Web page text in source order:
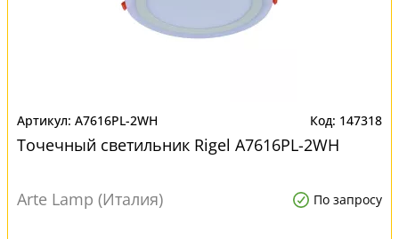
A7616PL-2WH 147318
Точечный светильник Rigel A7616PL-2WH
Arte Lamp (Италия) По запросу